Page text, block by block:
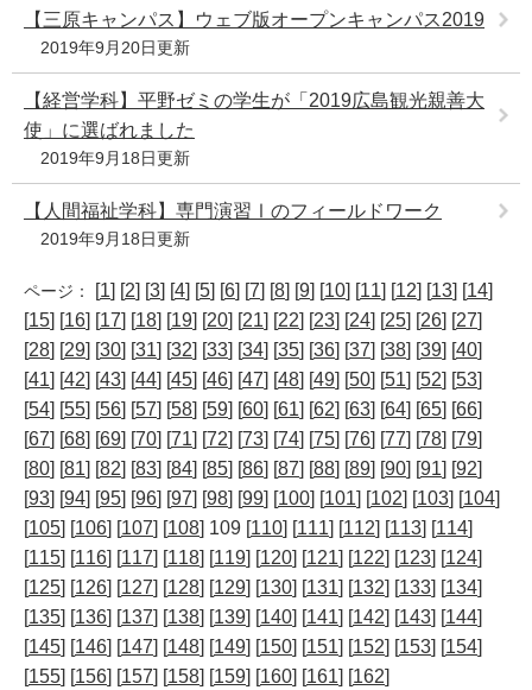
【三原キャンパス】ウェブ版オープンキャンパス2019
2019年9月20日更新
【経営学科】平野ゼミの学生が「2019広島観光親善大
使」に選ばれました
2019年9月18日更新
【人間福祉学科】専門演習Ⅰのフィールドワーク
2019年9月18日更新
ページ： [1] [2] [3] [4] [5] [6] [7] [8] [9] [10] [11] [12] [13] [14]
[15] [16] [17] [18] [19] [20] [21] [22] [23] [24] [25] [26] [27]
[28] [29] [30] [31] [32] [33] [34] [35] [36] [37] [38] [39] [40]
[41] [42] [43] [44] [45] [46] [47] [48] [49] [50] [51] [52] [53]
[54] [55] [56] [57] [58] [59] [60] [61] [62] [63] [64] [65] [66]
[67] [68] [69] [70] [71] [72] [73] [74] [75] [76] [77] [78] [79]
[80] [81] [82] [83] [84] [85] [86] [87] [88] [89] [90] [91] [92]
[93] [94] [95] [96] [97] [98] [99] [100] [101] [102] [103] [104]
[105] [106] [107] [108] 109 [110] [111] [112] [113] [114]
[115] [116] [117] [118] [119] [120] [121] [122] [123] [124]
[125] [126] [127] [128] [129] [130] [131] [132] [133] [134]
[135] [136] [137] [138] [139] [140] [141] [142] [143] [144]
[145] [146] [147] [148] [149] [150] [151] [152] [153] [154]
[155] [156] [157] [158] [159] [160] [161] [162]